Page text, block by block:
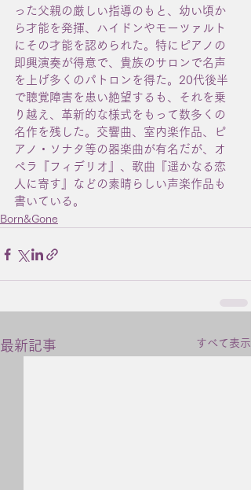
った父親の厳しい指導のもと、幼い頃か
ら才能を発揮、ハイドンやモーツァルト
にその才能を認められた。特にピアノの
即興演奏が得意で、貴族のサロンで名声
を上げ多くのパトロンを得た。20代後半
で聴覚障害を患い絶望するも、それを乗
り越え、革新的な様式をもって数多くの
名作を残した。交響曲、室内楽作品、ピ
アノ・ソナタ等の器楽曲が有名だが、オ
ペラ『フィデリオ』、歌曲『遥かなる恋
人に寄す』などの素晴らしい声楽作品も
書いている。
Born&Gone
最新記事 すべて表示